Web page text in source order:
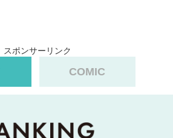
スポンサーリンク
COMIC